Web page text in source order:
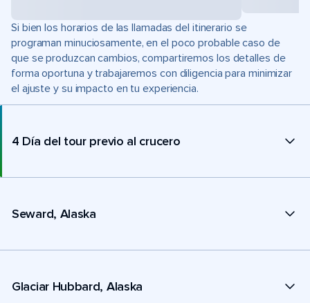
Si bien los horarios de las llamadas del itinerario se
programan minuciosamente, en el poco probable caso de
que se produzcan cambios, compartiremos los detalles de
forma oportuna y trabajaremos con diligencia para minimizar
el ajuste y su impacto en tu experiencia.
4 Día del tour previo al crucero
Seward, Alaska
Glaciar Hubbard, Alaska